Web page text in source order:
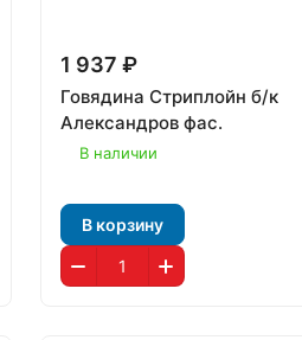
1 937 ₽
Говядина Стриплойн б/к
Александров фас.
В наличии
В корзину